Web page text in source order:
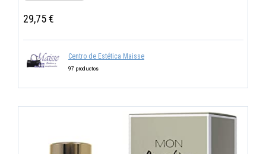
29,75 €
Centro de Estética Maisse
97 productos